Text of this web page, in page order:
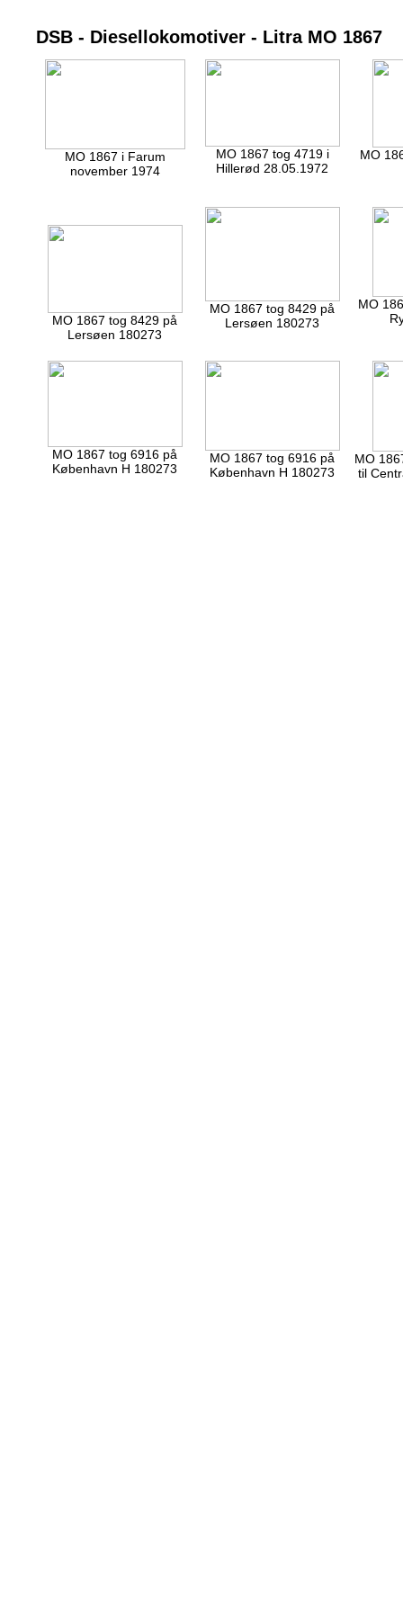
DSB - Diesellokomotiver - Litra MO 1867
MO 1867 i Farum
november 1974
MO 1867 tog 4719 i
Hillerød 28.05.1972
MO
MO 1867 tog 8429 på
Lersøen 180273
MO 1867 tog 8429 på
Lersøen 180273
MO
MO 1867 tog 6916 på
København H 180273
MO 1867 tog 6916 på
København H 180273
MO
til